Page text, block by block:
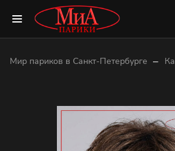
Мир париков в Санкт-Петербурге –